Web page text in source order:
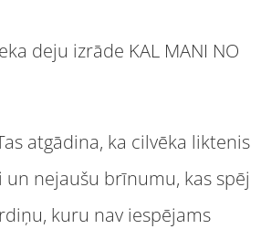
deju izrāde KAL MANI NO
atgādina, ka cilvēka liktenis
nejaušu brīnumu, kas spēj
kuru nav iespējams